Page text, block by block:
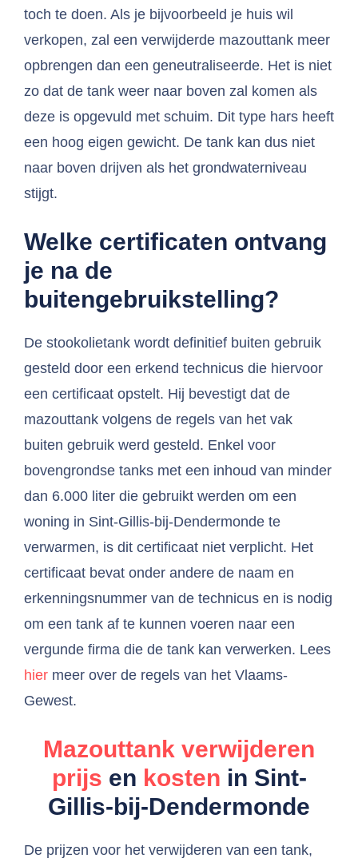
toch te doen. Als je bijvoorbeeld je huis wil
verkopen, zal een verwijderde mazouttank meer
opbrengen dan een geneutraliseerde. Het is niet
zo dat de tank weer naar boven zal komen als
deze is opgevuld met schuim. Dit type hars heeft
een hoog eigen gewicht. De tank kan dus niet
naar boven drijven als het grondwaterniveau
stijgt.
Welke certificaten ontvang
je na de
buitengebruikstelling?
De stookolietank wordt definitief buiten gebruik
gesteld door een erkend technicus die hiervoor
een certificaat opstelt. Hij bevestigt dat de
mazouttank volgens de regels van het vak
buiten gebruik werd gesteld. Enkel voor
bovengrondse tanks met een inhoud van minder
dan 6.000 liter die gebruikt werden om een
woning in Sint-Gillis-bij-Dendermonde te
verwarmen, is dit certificaat niet verplicht. Het
certificaat bevat onder andere de naam en
erkenningsnummer van de technicus en is nodig
om een tank af te kunnen voeren naar een
vergunde firma die de tank kan verwerken. Lees
hier meer over de regels van het Vlaams-
Gewest.
Mazouttank verwijderen
prijs en kosten in Sint-
Gillis-bij-Dendermonde
De prijzen voor het verwijderen van een tank,